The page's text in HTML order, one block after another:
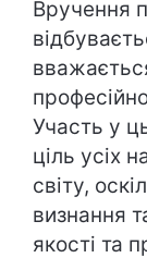
Вручення
Участь у
ціль усіх
світу,
визнання
якості та